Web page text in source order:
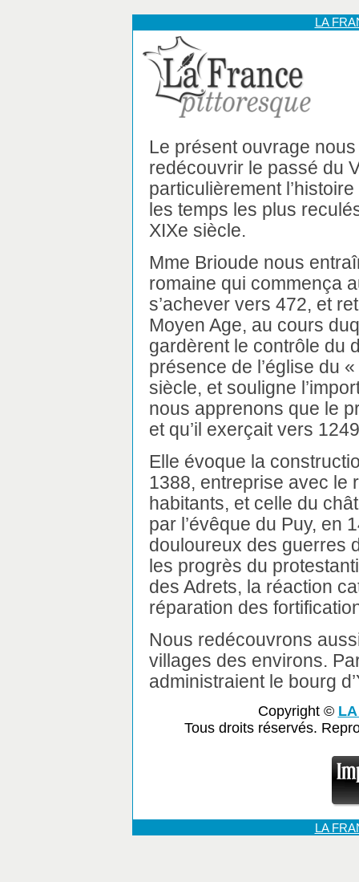
LA
Le présent ouvrage
redécouvrir le passé du
particulièrement
les temps les plus
XIXe siècle.
Mme Brioude nous
romaine qui commença
s’achever vers 472, et
Moyen Age, au cours
gardèrent le contrôle du
présence de l’église du
siècle, et souligne
nous apprenons que le
et qu’il exerçait vers
Elle évoque la
1388, entreprise avec le
habitants, et celle du
par l’évêque du Puy, en
douloureux des guerres
les progrès du
des Adrets, la réaction
réparation des
Nous redécouvrons
villages des environs.
administraient le bourg
Copyright ©
Tous droits réservés.
LA